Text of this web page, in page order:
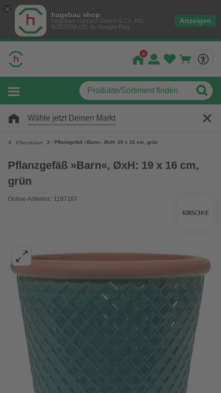
hagebau shop
hagebau connect GmbH & Co. KG
KOSTENLOS- In Google Play
Anzeigen
Wähle jetzt Deinen Markt
Pflanzkübel Pflanzgefäß »Barn«, ØxH: 19 x 16 cm, grün
Pflanzgefäß »Barn«, ØxH: 19 x 16 cm,
grün
Online-Artikelnr.: 1197167